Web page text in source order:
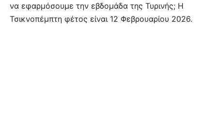
να εφαρμόσουμε την εβδομάδα της Τυρινής; Η
Τσικνοπέμπτη φέτος είναι 12 Φεβρουαρίου 2026.